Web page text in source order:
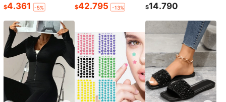
$4.361 -5% $42.795 -13% $14.790